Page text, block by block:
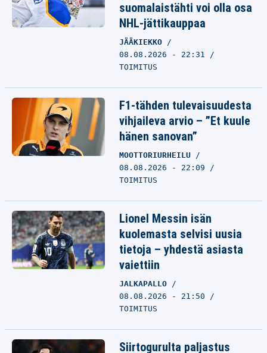
suomalaistähti voi olla osa
NHL-jättikauppaa
JÄÄKIEKKO
08.08.2026 - 22:31
TOIMITUS
F1-tähden tulevaisuudesta
vihjaileva arvio – ”Et kuule
hänen sanovan”
MOOTTORIURHEILU
08.08.2026 - 22:09
TOIMITUS
Lionel Messin isän
kuolemasta selvisi uusia
tietoja – yhdestä asiasta
vaiettiin
JALKAPALLO
08.08.2026 - 21:50
TOIMITUS
Siirtogurulta paljastus